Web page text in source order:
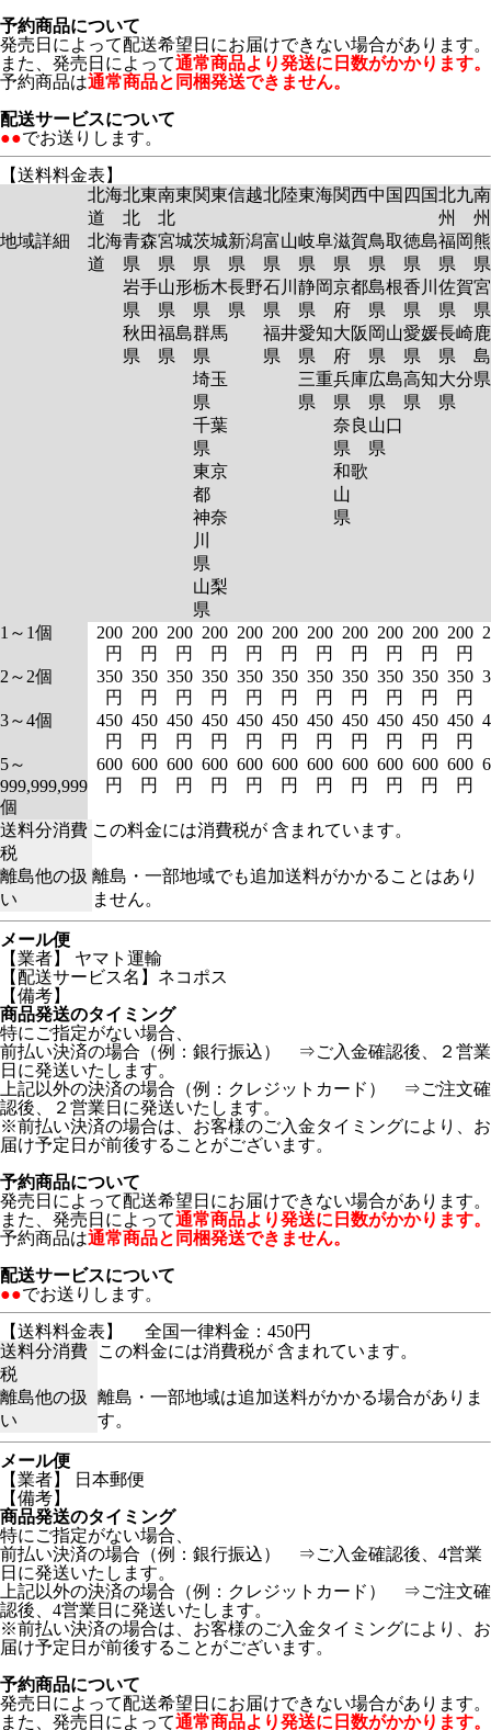
予約商品について
発売日によって配送希望日にお届けできない場合があります。
また、発売日によって通常商品より発送に日数がかかります。
予約商品は通常商品と同梱発送できません。
配送サービスについて
●●でお送りします。
【送料料金表】
北海
道
北東
北
南東
北
関東信越北陸東海関西中国 四国北九
州
州
地域詳細
北海
道
青森
県
岩手
県
秋田
県
宮城
県
山形
県
福島
県
茨城
県
栃木
県
群馬
県
埼玉
県
千葉
県
東京
都
神奈
川
県
山梨
県
新潟
県
長野
県
富山
県
石川
県
福井
県
岐阜
県
静岡
県
愛知
県
三重
県
滋賀
県
京都
府
大阪
府
兵庫
県
奈良
県
和歌
山
県
鳥取
県
島根
県
岡山
県
広島
県
山口
県
徳島
県
香川
県
愛媛
県
高知
県
福岡
県
佐賀
県
長崎
県
大分
県
島
1～1個
200
円
200
円
200
円
200
円
200
円
200
円
200
円
200
円
200
円
200
円
200
円
2～2個
350
円
350
円
350
円
350
円
350
円
350
円
350
円
350
円
350
円
350
円
350
円
3～4個
450
円
450
円
450
円
450
円
450
円
450
円
450
円
450
円
450
円
450
円
450
円
5～
999,999,999
個
600
円
600
円
600
円
600
円
600
円
600
円
600
円
600
円
600
円
600
円
600
円
送料分消費
税
この料金には消費税が 含まれています。
離島他の扱
い
離島・一部地域でも追加送料がかかることはあり
ません。
メール便
【業者】 ヤマト運輸
【配送サービス名】ネコポス
【備考】
商品発送のタイミング
特にご指定がない場合、
前払い決済の場合（例：銀行振込） ⇒ご入金確認後、２営業
日に発送いたします。
上記以外の決済の場合（例：クレジットカード） ⇒ご注文確
認後、２営業日に発送いたします。
※前払い決済の場合は、お客様のご入金タイミングにより、お
届け予定日が前後することがございます。
予約商品について
発売日によって配送希望日にお届けできない場合があります。
また、発売日によって通常商品より発送に日数がかかります。
予約商品は通常商品と同梱発送できません。
配送サービスについて
●●でお送りします。
【送料料金表】
全国一律料金：450円
送料分消費
税
この料金には消費税が 含まれています。
離島他の扱
い
離島・一部地域は追加送料がかかる場合がありま
す。
メール便
【業者】 日本郵便
【備考】
商品発送のタイミング
特にご指定がない場合、
前払い決済の場合（例：銀行振込） ⇒ご入金確認後、4営業
日に発送いたします。
上記以外の決済の場合（例：クレジットカード） ⇒ご注文確
認後、4営業日に発送いたします。
※前払い決済の場合は、お客様のご入金タイミングにより、お
届け予定日が前後することがございます。
予約商品について
発売日によって配送希望日にお届けできない場合があります。
また、発売日によって通常商品より発送に日数がかかります。